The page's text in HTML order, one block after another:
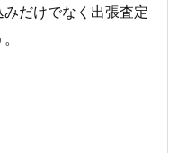
だけでなく出張査定